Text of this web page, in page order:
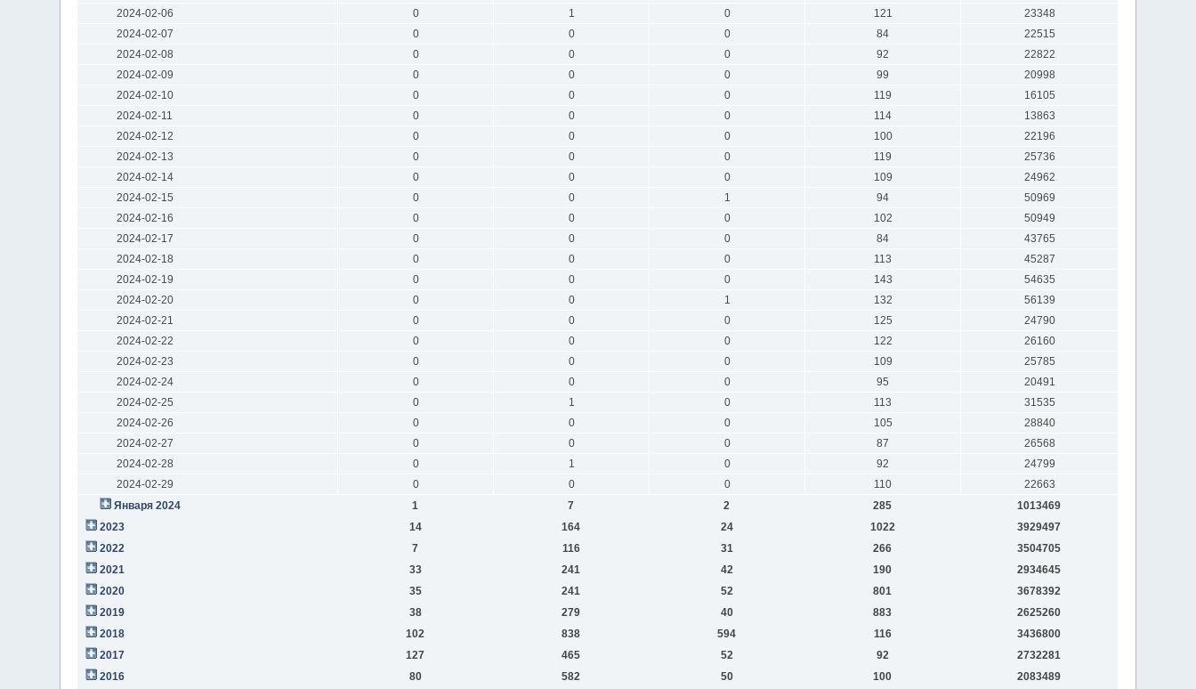
2024-02-06
0 1 0 121
23348
2024-02-07
0 0 0 84
22515
2024-02-08
0 0 0 92
22822
2024-02-09
0 0 0 99
20998
2024-02-10
0 0 0 119
16105
2024-02-11
0 0 0 114
13863
2024-02-12
0 0 0 100
22196
2024-02-13
0 0 0 119
25736
2024-02-14
0 0 0 109
24962
2024-02-15
0 0 1 94
50969
2024-02-16
0 0 0 102
50949
2024-02-17
0 0 0 84
43765
2024-02-18
0 0 0 113
45287
2024-02-19
0 0 0 143
54635
2024-02-20
0 0 1 132
56139
2024-02-21
0 0 0 125
24790
2024-02-22
0 0 0 122
26160
2024-02-23
0 0 0 109
25785
2024-02-24
0 0 0 95
20491
2024-02-25
0 1 0 113
31535
2024-02-26
0 0 0 105
28840
2024-02-27
0 0 0 87
26568
2024-02-28
0 1 0 92
24799
2024-02-29
0 0 0 110
22663
Января 2024
1 7 2 285
1013469
2023
14 164 24 1022
3929497
2022
7 116 31 266
3504705
2021
33 241 42 190
2934645
2020
35 241 52 801
3678392
2019
38 279 40 883
2625260
2018
102 838 594 116
3436800
2017
127 465 52 92
2732281
2016
80 582 50 100 2083489